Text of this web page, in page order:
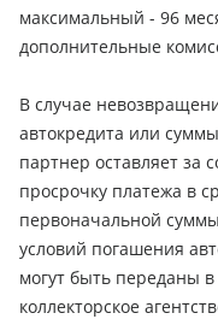
максимальный - 96
дополнительные
В случае
автокредита или
партнер оставляет за
просрочку платежа в
первоначальной
условий погашения
могут быть переданы
коллекторское